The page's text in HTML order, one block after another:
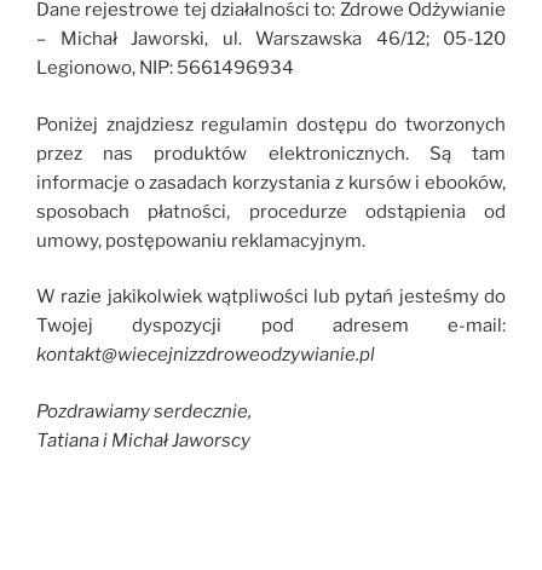
Dane rejestrowe tej działalności to: Zdrowe Odżywianie
– Michał Jaworski, ul. Warszawska 46/12; 05-120
Legionowo, NIP: 5661496934
Poniżej znajdziesz regulamin dostępu do tworzonych
przez nas produktów elektronicznych. Są tam
informacje o zasadach korzystania z kursów i ebooków,
sposobach płatności, procedurze odstąpienia od
umowy, postępowaniu reklamacyjnym.
W razie jakikolwiek wątpliwości lub pytań jesteśmy do
Twojej dyspozycji pod adresem e-mail:
kontakt@wiecejnizzdroweodzywianie.pl
Pozdrawiamy serdecznie,
Tatiana i Michał Jaworscy